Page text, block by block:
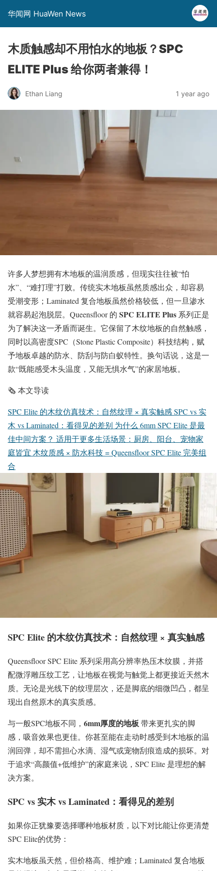
华闻网 HuaWen News
木质触感却不用怕水的地板？SPC
ELITE Plus 给你两者兼得！
Ethan Liang 1 year ago
许多人梦想拥有木地板的温润质感，但现实往往被“怕
水”、“难打理”打败。传统实木地板虽然质感出众，却容易
受潮变形；Laminated 复合地板虽然价格较低，但一旦渗水
就容易起泡脱层。Queensfloor 的 SPC ELITE Plus 系列正是
为了解决这一矛盾而诞生。它保留了木纹地板的自然触感，
同时以高密度SPC（Stone Plastic Composite）科技结构，赋
予地板卓越的防水、防刮与防白蚁特性。换句话说，这是一
款“既能感受木头温度，又能无惧水气”的家居地板。
🗞️ 本文导读
SPC Elite 的木纹仿真技术：自然纹理 × 真实触感SPC vs 实
木 vs Laminated：看得见的差别 为什么 6mm SPC Elite 是最
佳中间方案？ 适用于更多生活场景：厨房、阳台、宠物家
庭皆宜 木纹质感 × 防水科技 = Queensfloor SPC Elite 完美组
合
SPC Elite 的木纹仿真技术：自然纹理 × 真实触感
Queensfloor SPC Elite 系列采用高分辨率热压木纹膜，并搭
配微浮雕压纹工艺，让地板在视觉与触觉上都更接近天然木
质。无论是光线下的纹理层次，还是脚底的细微凹凸，都呈
现出自然原木的真实质感。
与一般SPC地板不同， 6mm厚度的地板带来更扎实的脚
感，吸音效果也更佳。你甚至能在走动时感受到木地板的温
润回弹，却不需担心水滴、湿气或宠物刮痕造成的损坏。对
于追求“高颜值+低维护”的家庭来说，SPC Elite 是理想的解
决方案。
SPC vs 实木 vs Laminated：看得见的差别
如果你正犹豫要选择哪种地板材质，以下对比能让你更清楚
SPC Elite的优势：
实木地板虽天然，但价格高、维护难；Laminated 复合地板